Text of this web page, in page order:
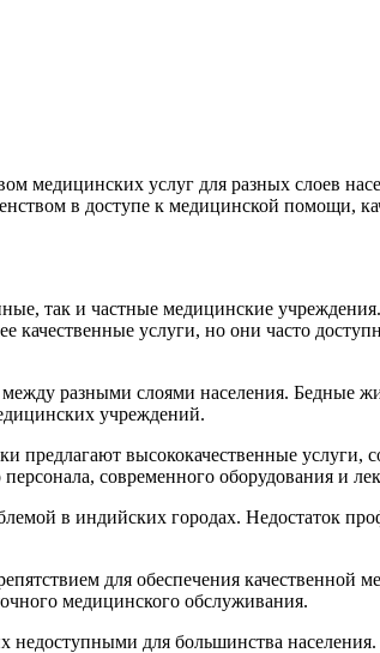
медицинских услуг для разных слоев
в доступе к медицинской помощи,
так и частные медицинские
качественные услуги, но они часто
разными слоями населения. Бедные
учреждений.
предлагают высококачественные услуги,
современного оборудования и
в индийских городах. Недостаток
для обеспечения качественной
медицинского обслуживания.
недоступными для большинства